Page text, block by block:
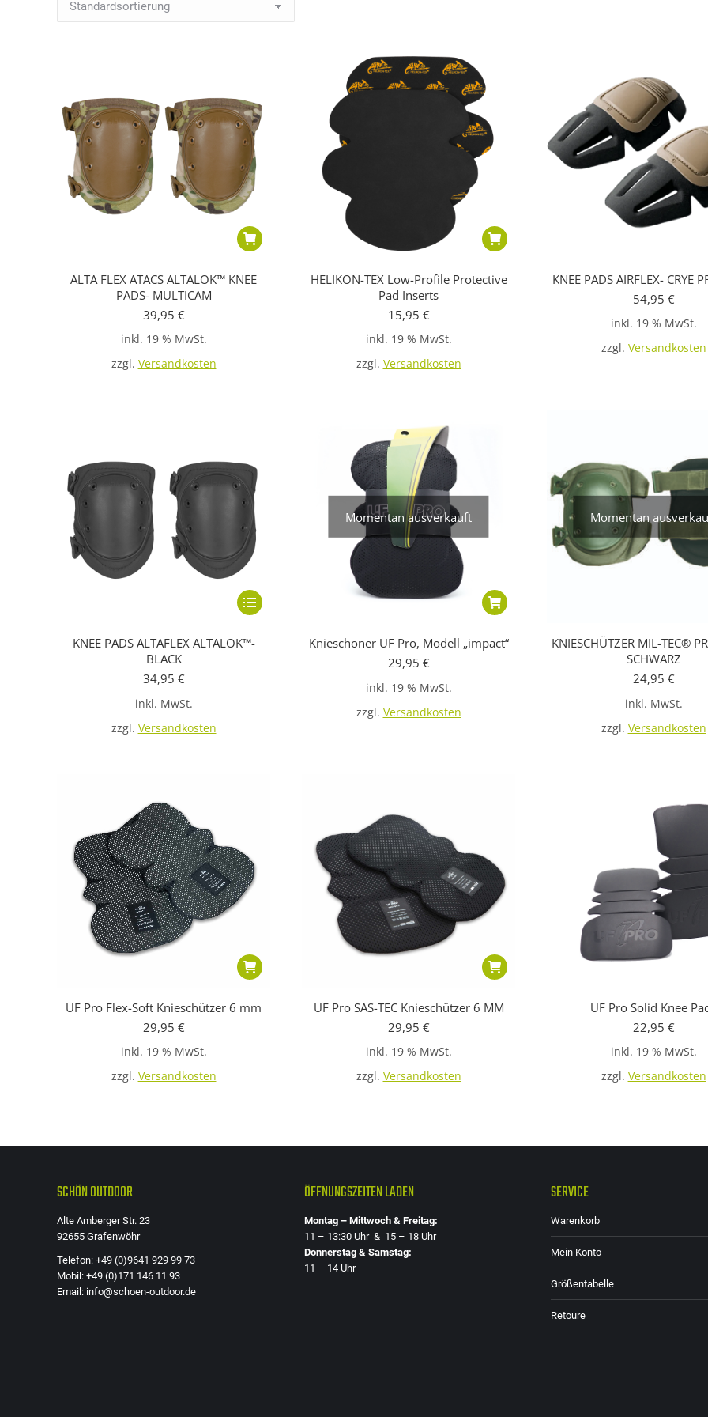
ALTA FLEX ATACS ALTALOK™ KNEE
PADS- MULTICAM
39,95 €
inkl. 19 % MwSt.
zzgl. Versandkosten
HELIKON-TEX Low-Profile Protective
Pad Inserts
15,95 €
inkl. 19 % MwSt.
zzgl. Versandkosten
KNEE PADS AIRFLEX- CRYE
54,95 €
inkl. 19 % MwSt.
zzgl. Versandkosten
Dieses
weist
gewählt
werden
KNEE PADS ALTAFLEX ALTALOK™-
BLACK
34,95 €
inkl. MwSt.
zzgl. Versandkosten
Momentan ausverkauft
Knieschoner UF Pro, Modell „impact“
29,95 €
inkl. 19 % MwSt.
zzgl. Versandkosten
Momentan
KNIESCHÜTZER MIL-TEC®
SCHWARZ
24,95 €
inkl. MwSt.
zzgl. Versandkosten
UF Pro Flex-Soft Knieschützer 6 mm
29,95 €
inkl. 19 % MwSt.
zzgl. Versandkosten
UF Pro SAS-TEC Knieschützer 6 MM
29,95 €
inkl. 19 % MwSt.
zzgl. Versandkosten
UF Pro Solid Knee
22,95 €
inkl. 19 % MwSt.
zzgl. Versandkosten
SCHÖN OUTDOOR
Alte Amberger Str. 23
92655 Grafenwöhr
Telefon: +49 (0)9641 929 99 73
Mobil: +49 (0)171 146 11 93
Email: info@schoen-outdoor.de
ÖFFNUNGSZEITEN LADEN
Montag – Mittwoch & Freitag:
11 – 13:30 Uhr & 15 – 18 Uhr
Donnerstag & Samstag:
11 – 14 Uhr
SERVICE
Warenkorb
Mein Konto
Größentabelle
Retoure